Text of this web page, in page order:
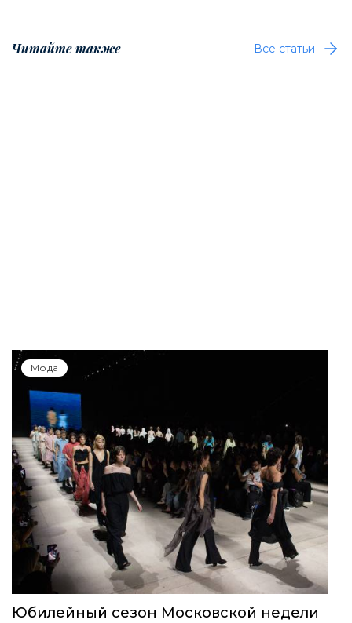
Читайте также Все статьи
Мода
Юбилейный сезон Московской недели